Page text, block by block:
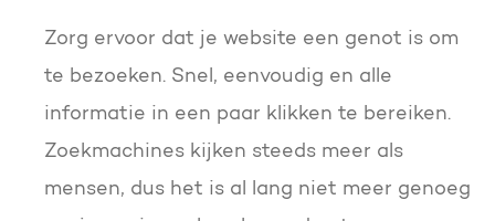
Zorg ervoor dat je website een genot is om
te bezoeken. Snel, eenvoudig en alle
informatie in een paar klikken te bereiken.
Zoekmachines kijken steeds meer als
mensen, dus het is al lang niet meer genoeg